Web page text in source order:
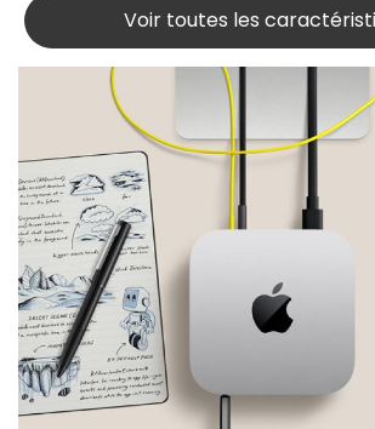
Voir toutes les